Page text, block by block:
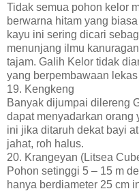
Tidak semua pohon kelor
berwarna hitam yang
kayu ini sering dicari
menunjang ilmu
tajam. Galih Kelor tidak
yang berpembawaan
19. Kengkeng
Banyak dijumpai dilereng
dapat menyadarkan orang
ini jika ditaruh dekat bayi
jahat, roh halus.
20. Krangeyan (Litsea
Pohon setinggi 5 – 15 m
hanya berdiameter 25 cm